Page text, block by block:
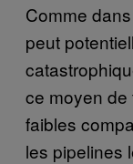
Comme
peut
ce moyen
faibles
les pipelines